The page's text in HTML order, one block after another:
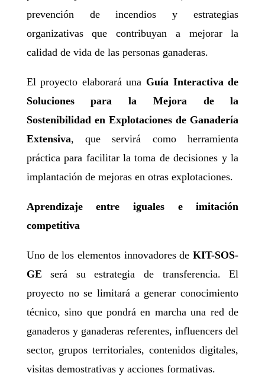
prevención de incendios y estrategias
organizativas que contribuyan a mejorar la
calidad de vida de las personas ganaderas.
El proyecto elaborará una Guía Interactiva de
Soluciones para la Mejora de la
Sostenibilidad en Explotaciones de Ganadería
Extensiva, que servirá como herramienta
práctica para facilitar la toma de decisiones y la
implantación de mejoras en otras explotaciones.
Aprendizaje entre iguales e imitación
competitiva
Uno de los elementos innovadores deKIT-SOS-
GE será su estrategia de transferencia. El
proyecto no se limitará a generar conocimiento
técnico, sino que pondrá en marcha una red de
ganaderos y ganaderas referentes, influencers del
sector, grupos territoriales, contenidos digitales,
visitas demostrativas y acciones formativas.